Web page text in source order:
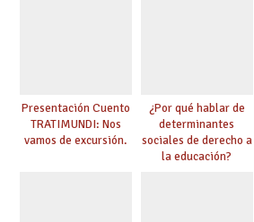
Presentación Cuento
TRATIMUNDI: Nos
vamos de excursión.
¿Por qué hablar de
determinantes
sociales de derecho a
la educación?